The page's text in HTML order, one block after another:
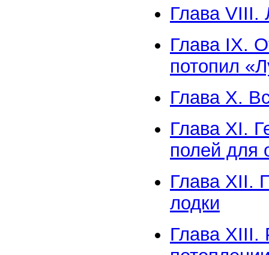
Глава VIII.
Глава IX.
потопил
Глава X.
Глава XI.
полей для
Глава XII.
лодки
Глава XIII.